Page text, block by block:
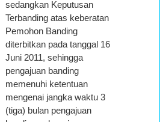
sedangkan Keputusan
Terbanding atas keberatan
Pemohon Banding
diterbitkan pada tanggal 16
Juni 2011, sehingga
pengajuan banding
memenuhi ketentuan
mengenai jangka waktu 3
(tiga) bulan pengajuan